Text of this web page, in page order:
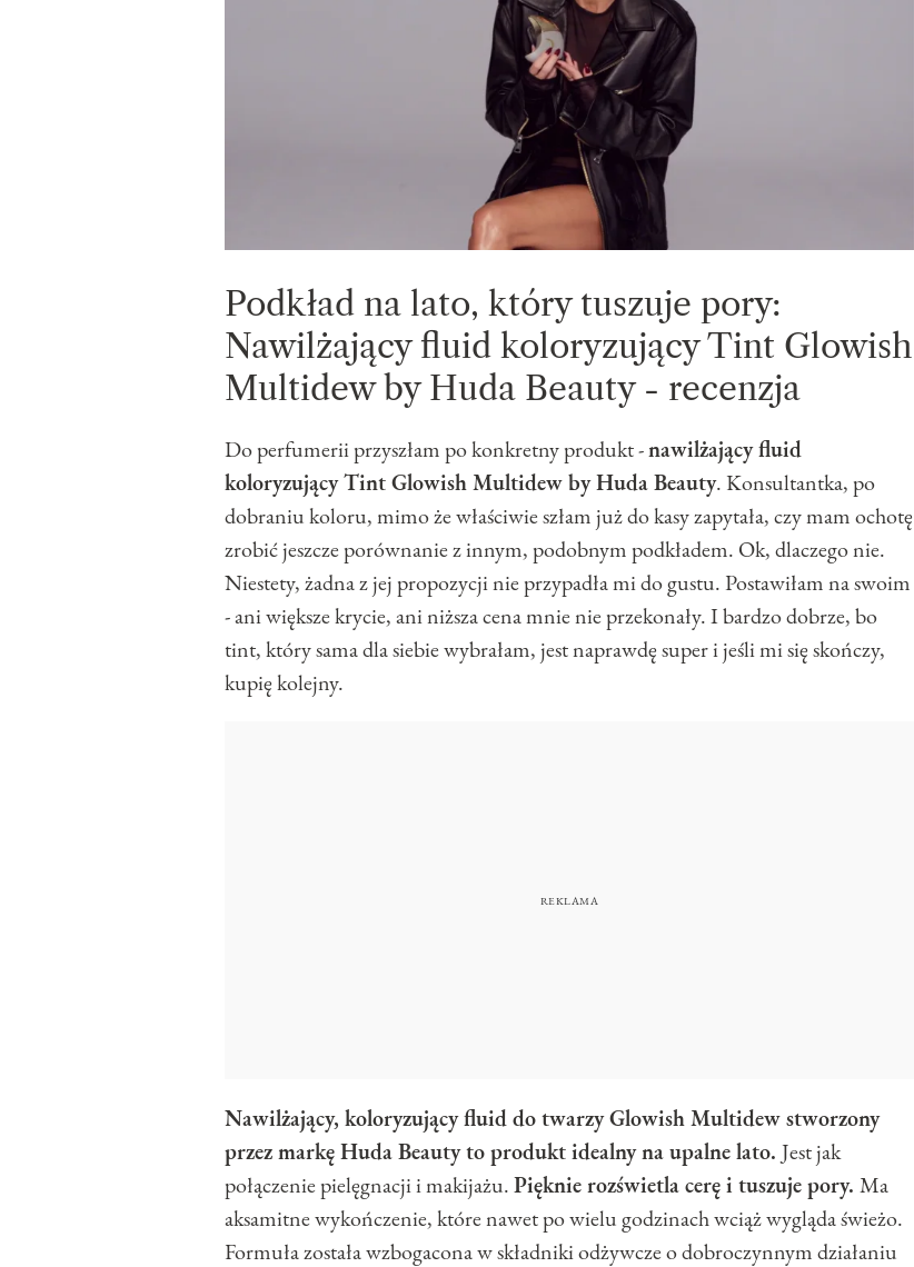
Podkład na lato, który tuszuje pory:
Nawilżający fluid koloryzujący Tint Glowish
Multidew by Huda Beauty - recenzja
Do perfumerii przyszłam po konkretny produkt -nawilżający fluid
koloryzujący Tint Glowish Multidew by Huda Beauty. Konsultantka, po
dobraniu koloru, mimo że właściwie szłam już do kasy zapytała, czy mam ochotę
zrobić jeszcze porównanie z innym, podobnym podkładem. Ok, dlaczego nie.
Niestety, żadna z jej propozycji nie przypadła mi do gustu. Postawiłam na swoim
- ani większe krycie, ani niższa cena mnie nie przekonały. I bardzo dobrze, bo
tint, który sama dla siebie wybrałam, jest naprawdę super i jeśli mi się skończy,
kupię kolejny.
Nawilżający, koloryzujący fluid do twarzy Glowish Multidew stworzony
przez markę Huda Beauty to produkt idealny na upalne lato. Jest jak
połączenie pielęgnacji i makijażu.Pięknie rozświetla cerę i tuszuje pory. Ma
aksamitne wykończenie, które nawet po wielu godzinach wciąż wygląda świeżo.
Formuła została wzbogacona w składniki odżywcze o dobroczynnym działaniu